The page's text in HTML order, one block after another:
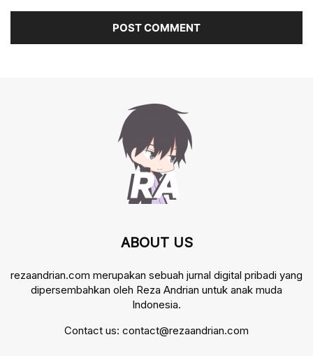
ABOUT US
rezaandrian.com merupakan sebuah jurnal digital pribadi yang
dipersembahkan oleh Reza Andrian untuk anak muda
Indonesia.
Contact us: contact@rezaandrian.com